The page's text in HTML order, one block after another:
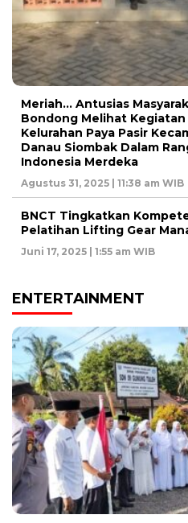
Meriah… Antusias
Bondong Melihat Kegiatan
Kelurahan Paya Pasir
Danau Siombak Dalam
Indonesia Merdeka
Agustus 31, 2025 | 11:38 am WIB
BNCT Tingkatkan
Pelatihan Lifting Gear
Juni 17, 2025 | 1:55 am WIB
ENTERTAINMENT